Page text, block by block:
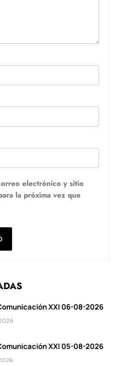
electrónico y sitio
la próxima vez que
XXI 06-08-2026
XXI 05-08-2026